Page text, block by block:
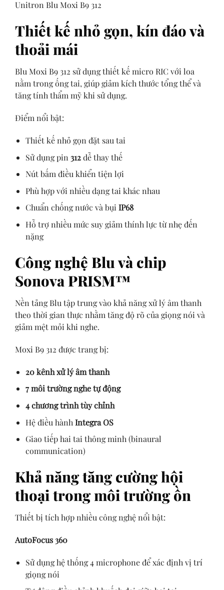
Unitron Blu Moxi B9 312
Thiết kế nhỏ gọn, kín đáo và
thoải mái
Blu Moxi B9 312 sử dụng thiết kế micro RIC với loa
nằm trong ống tai, giúp giảm kích thước tổng thể và
tăng tính thẩm mỹ khi sử dụng.
Điểm nổi bật:
Thiết kế nhỏ gọn đặt sau tai
Sử dụng pin 312dễ thay thế
Nút bấm điều khiển tiện lợi
Phù hợp với nhiều dạng tai khác nhau
Chuẩn chống nước và bụiIP68
Hỗ trợ nhiều mức suy giảm thính lực từ nhẹ đến
nặng
Công nghệ Blu và chip
Sonova PRISM™
Nền tảng Blu tập trung vào khả năng xử lý âm thanh
theo thời gian thực nhằm tăng độ rõ của giọng nói và
giảm mệt mỏi khi nghe.
Moxi B9 312 được trang bị:
20 kênh xử lý âm thanh
7 môi trường nghe tự động
4 chương trình tùy chỉnh
Hệ điều hành Integra OS
Giao tiếp hai tai thông minh (binaural
communication)
Khả năng tăng cường hội
thoại trong môi trường ồn
Thiết bị tích hợp nhiều công nghệ nổi bật:
AutoFocus 360
Sử dụng hệ thống 4 microphone để xác định vị trí
giọng nói